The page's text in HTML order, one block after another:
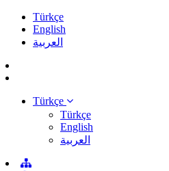
Türkçe
English
العربية
Türkçe
Türkçe
English
العربية